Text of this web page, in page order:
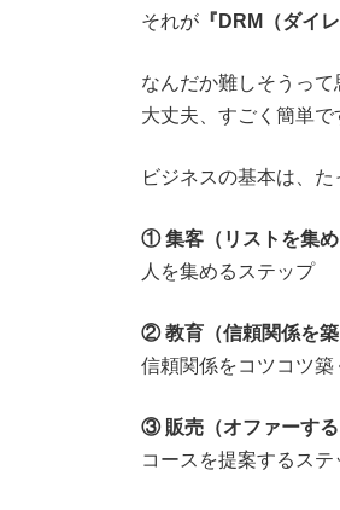
それが 『DRM（ダイ
なんだか難しそうって
大丈夫、すごく簡単で
ビジネスの基本は、
① 集客（リストを集め
人を集めるステップ
② 教育（信頼関係を築
信頼関係をコツコツ築
③ 販売（オファーする
コースを提案するステ